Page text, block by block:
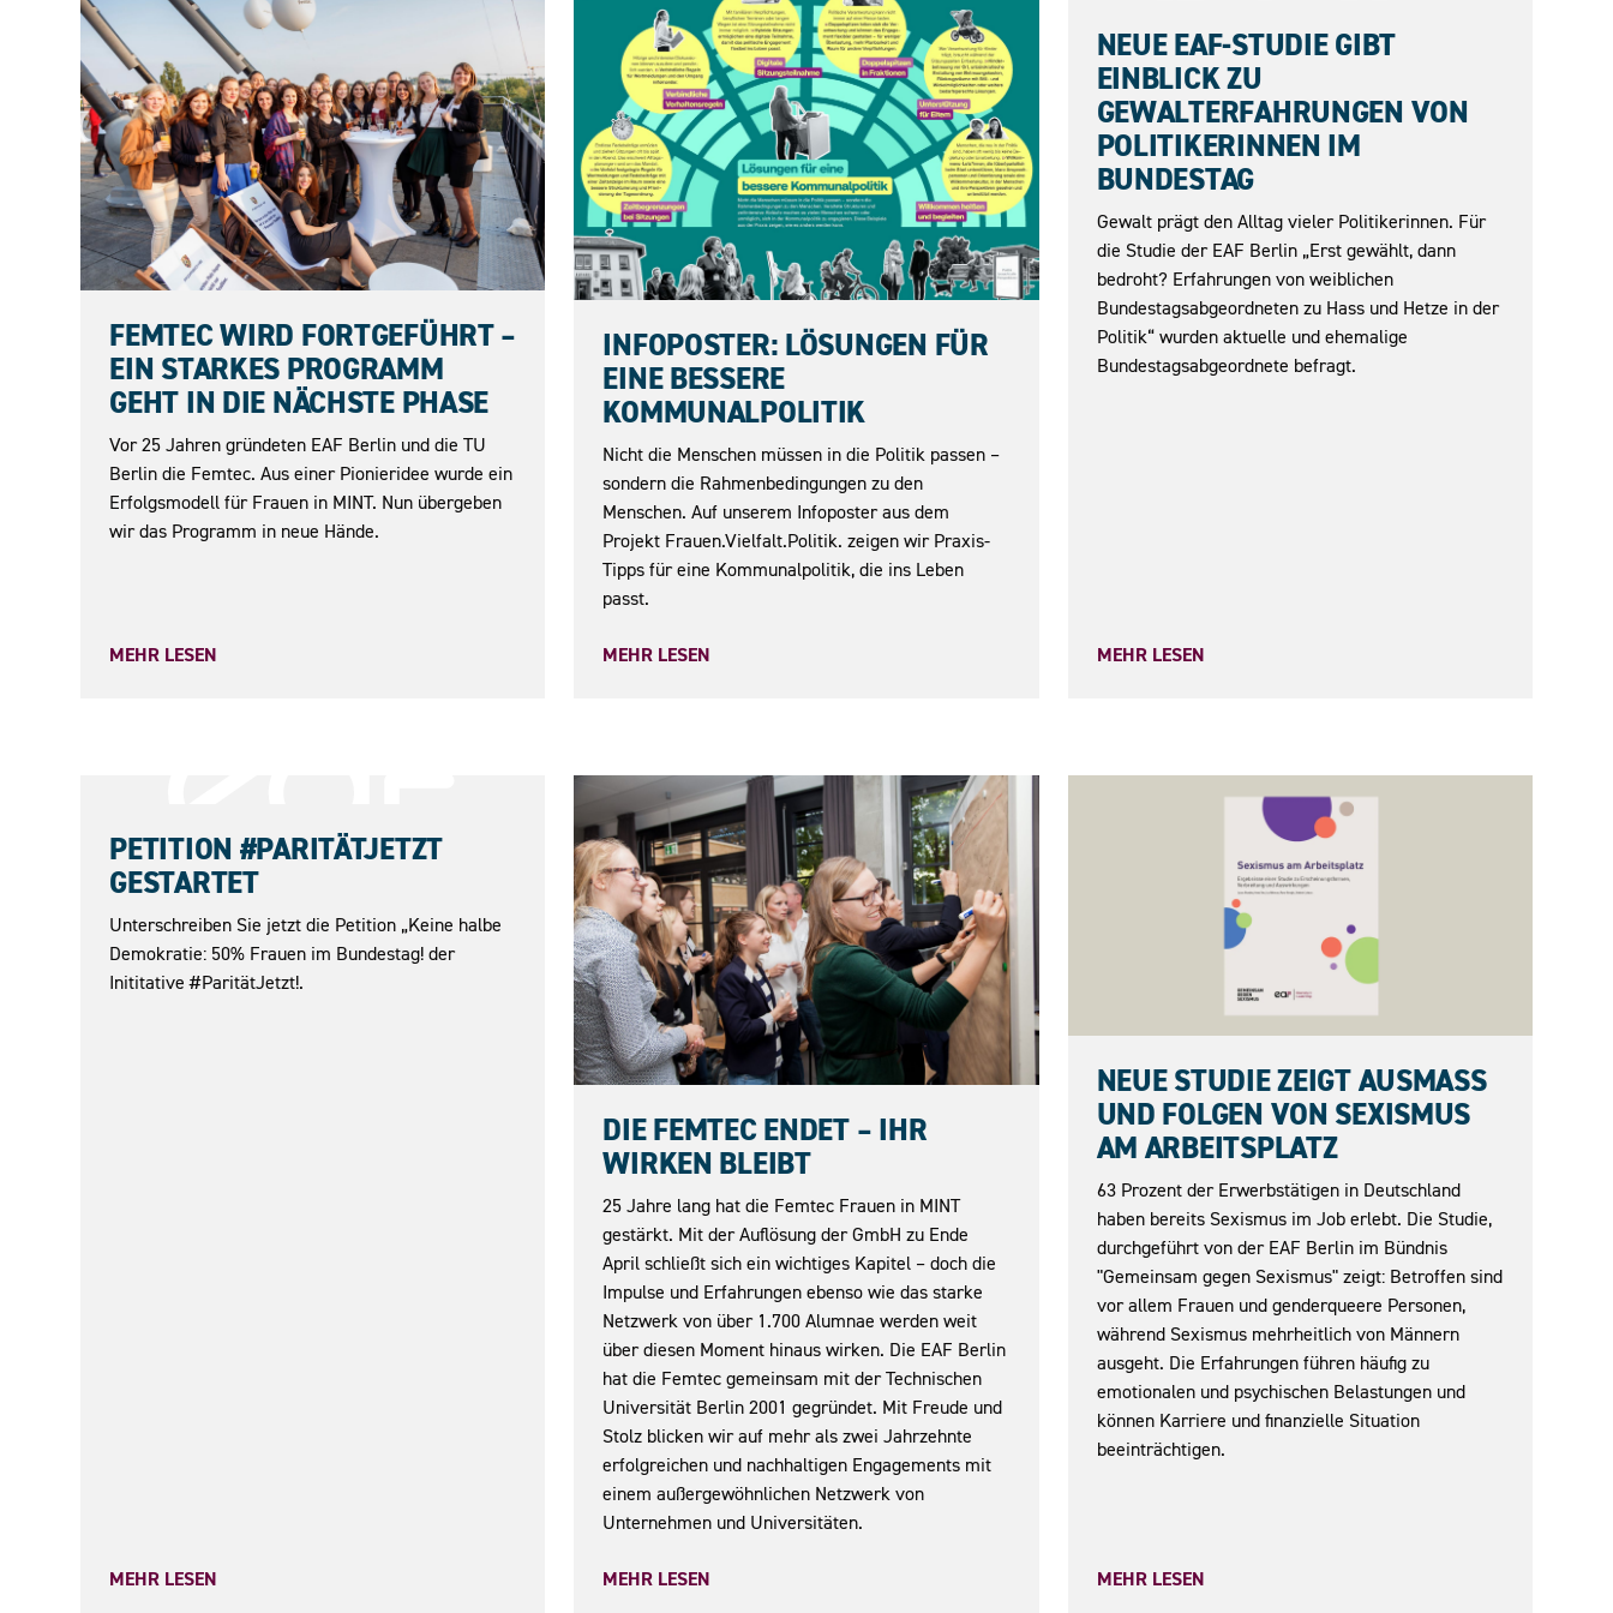
FEMTEC WIRD FORTGEFÜHRT –
EIN STARKES PROGRAMM
GEHT IN DIE NÄCHSTE PHASE
Vor 25 Jahren gründeten EAF Berlin und die TU
Berlin die Femtec. Aus einer Pionieridee wurde ein
Erfolgsmodell für Frauen in MINT. Nun übergeben
wir das Programm in neue Hände.
MEHR LESEN
INFOPOSTER: LÖSUNGEN FÜR
EINE BESSERE
KOMMUNALPOLITIK
Nicht die Menschen müssen in die Politik passen –
sondern die Rahmenbedingungen zu den
Menschen. Auf unserem Infoposter aus dem
Projekt Frauen.Vielfalt.Politik. zeigen wir Praxis-
Tipps für eine Kommunalpolitik, die ins Leben
passt.
MEHR LESEN
NEUE EAF-STUDIE GIBT
EINBLICK ZU
GEWALTERFAHRUNGEN VON
POLITIKERINNEN IM
BUNDESTAG
Gewalt prägt den Alltag vieler Politikerinnen. Für
die Studie der EAF Berlin „Erst gewählt, dann
bedroht? Erfahrungen von weiblichen
Bundestagsabgeordneten zu Hass und Hetze in der
Politik“ wurden aktuelle und ehemalige
Bundestagsabgeordnete befragt.
MEHR LESEN
PETITION #PARITÄTJETZT
GESTARTET
Unterschreiben Sie jetzt die Petition „Keine halbe
Demokratie: 50% Frauen im Bundestag! der
Inititative #ParitätJetzt!.
MEHR LESEN
DIE FEMTEC ENDET – IHR
WIRKEN BLEIBT
25 Jahre lang hat die Femtec Frauen in MINT
gestärkt. Mit der Auflösung der GmbH zu Ende
April schließt sich ein wichtiges Kapitel – doch die
Impulse und Erfahrungen ebenso wie das starke
Netzwerk von über 1.700 Alumnae werden weit
über diesen Moment hinaus wirken. Die EAF Berlin
hat die Femtec gemeinsam mit der Technischen
Universität Berlin 2001 gegründet. Mit Freude und
Stolz blicken wir auf mehr als zwei Jahrzehnte
erfolgreichen und nachhaltigen Engagements mit
einem außergewöhnlichen Netzwerk von
Unternehmen und Universitäten.
MEHR LESEN
NEUE STUDIE ZEIGT AUSMASS U
ND FOLGEN VON SEXISMUS A
M ARBEITSPLATZ
63 Prozent der Erwerbstätigen in Deutschland
haben bereits Sexismus im Job erlebt. Die Studie,
durchgeführt von der EAF Berlin im Bündnis
"Gemeinsam gegen Sexismus" zeigt: Betroffen sind
vor allem Frauen und genderqueere Personen,
während Sexismus mehrheitlich von Männern
ausgeht. Die Erfahrungen führen häufig zu
emotionalen und psychischen Belastungen und
können Karriere und finanzielle Situation
beeinträchtigen.
MEHR LESEN